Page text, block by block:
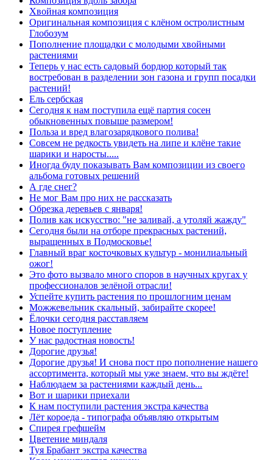
Хвойная композиция
Оригинальная композиция с клёном остролистным
Глобозум
Пополнение площадки с молодыми хвойными
растениями
Теперь у нас есть садовый бордюр который так
востребован в разделении зон газона и групп посадки
растений!
Ель сербская
Сегодня к нам поступила ещё партия сосен
обыкновенных повыше размером!
Польза и вред влагозарядкового полива!
Совсем не редкость увидеть на липе и клёне такие
шарики и наросты.....
Иногда буду показывать Вам композиции из своего
альбома готовых решений
А где снег?
Не мог Вам про них не рассказать
Обрезка деревьев с января!
Полив как искусство: "не заливай, а утоляй жажду"
Сегодня были на отборе прекрасных растений,
выращенных в Подмосковье!
Главный враг косточковых культур - монилиальный
ожог!
Это фото вызвало много споров в научных кругах у
профессионалов зелёной отрасли!
Успейте купить растения по прошлогним ценам
Можжевельник скальный, забирайте скорее!
Ёлочки сегодня расставляем
Новое поступление
У нас радостная новость!
Дорогие друзья!
Дорогие друзья! И снова пост про пополнение нашего
ассортимента, который мы уже знаем, что вы ждёте!
Наблюдаем за растениями каждый день...
Вот и шарики приехали
К нам поступили растения экстра качества
Лёт короеда - типографа объявляю открытым
Спирея грефшейм
Цветение миндаля
Туя Брабант экстра качества